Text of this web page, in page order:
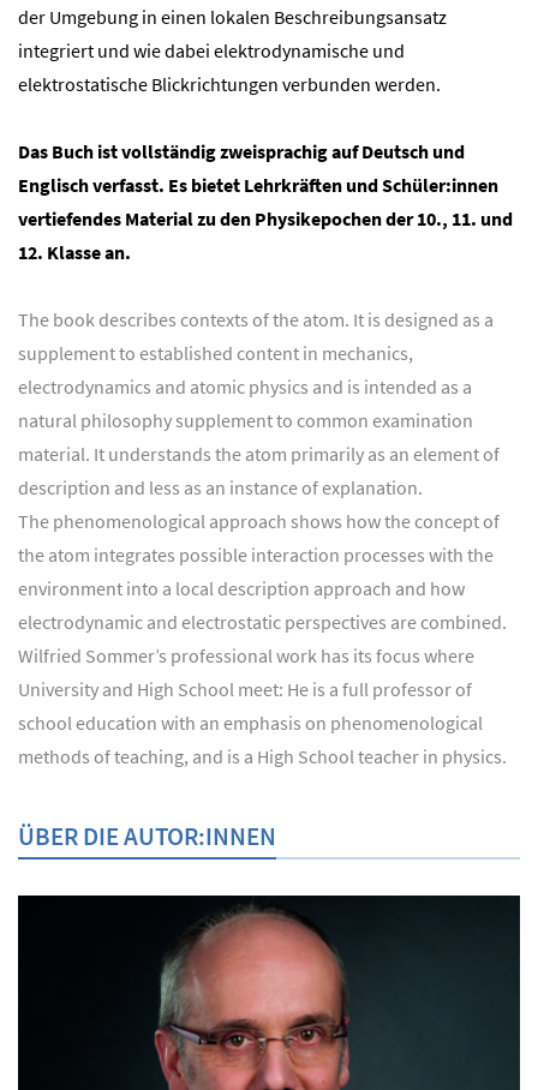
der Umgebung in einen lokalen Beschreibungsansatz
integriert und wie dabei elektrodynamische und
elektrostatische Blickrichtungen verbunden werden.
Das Buch ist vollständig zweisprachig auf Deutsch und
Englisch verfasst. Es bietet Lehrkräften und Schüler:innen
vertiefendes Material zu den Physikepochen der 10., 11. und
12. Klasse an.
The book describes contexts of the atom. It is designed as a
supplement to established content in mechanics,
electrodynamics and atomic physics and is intended as a
natural philosophy supplement to common examination
material. It understands the atom primarily as an element of
description and less as an instance of explanation.
The phenomenological approach shows how the concept of
the atom integrates possible interaction processes with the
environment into a local description approach and how
electrodynamic and electrostatic perspectives are combined.
Wilfried Sommer’s professional work has its focus where
University and High School meet: He is a full professor of
school education with an emphasis on phenomenological
methods of teaching, and is a High School teacher in physics.
ÜBER DIE AUTOR:INNEN